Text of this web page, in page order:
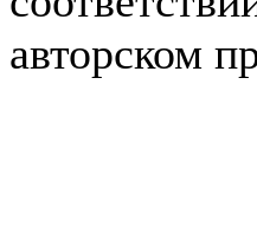
авторском